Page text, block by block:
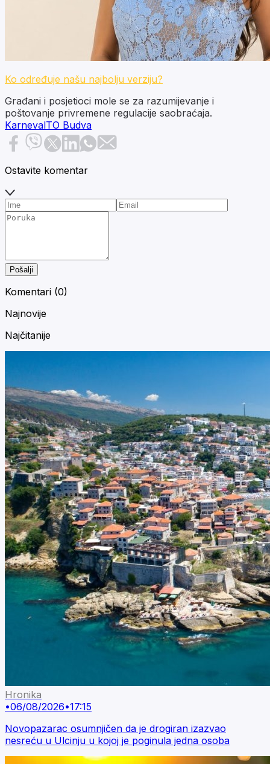
Ko određuje našu najbolju verziju?
Građani i posjetioci mole se za razumijevanje i
poštovanje privremene regulacije saobraćaja.
KarnevalTO Budva
Ostavite komentar
Pošalji
Komentari (0)
Najnovije
Najčitanije
Hronika
•06/08/2026•17:15
Novopazarac osumnjičen da je drogiran izazvao
nesreću u Ulcinju u kojoj je poginula jedna osoba